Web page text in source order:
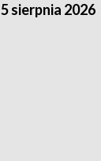
5 sierpnia 2026